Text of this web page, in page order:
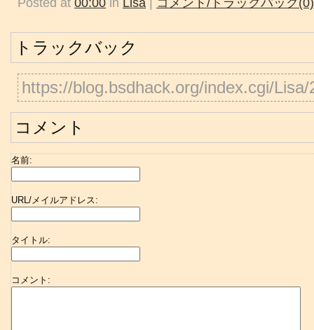
トラックバック
https://blog.bsdhack.org/index.cgi/
コメント
名前:
URL/メイルアドレス:
タイトル:
コメント: